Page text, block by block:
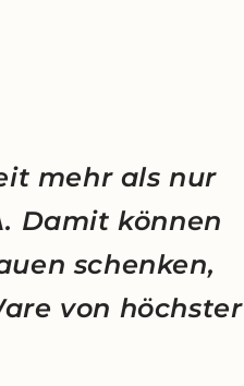
mehr als nur
Damit können
schenken,
von höchster